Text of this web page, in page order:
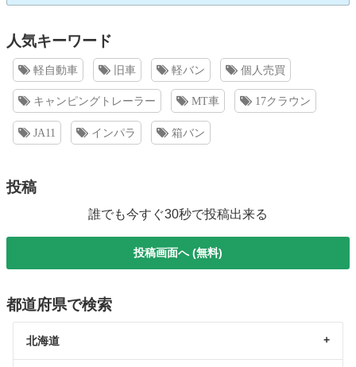
人気キーワード
軽自動車 旧車 軽バン 個人売買
キャンピングトレーラー MT車 17クラウン
JA11 インパラ 箱バン
投稿
誰でも今すぐ30秒で投稿出来る
投稿画面へ (無料)
都道府県で検索
北海道